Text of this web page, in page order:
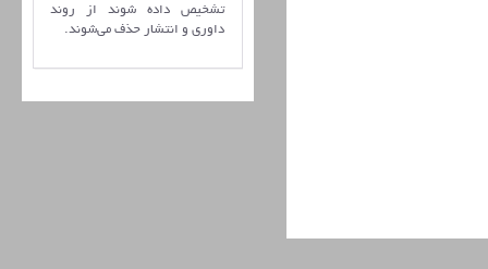
تشخیص داده شوند از روند
داوری و انتشار حذف می‌شوند.